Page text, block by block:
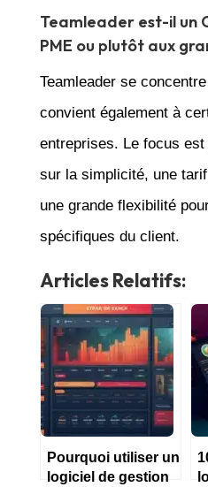
Teamleader est-il un
PME ou plutôt aux
Teamleader se
convient également à
entreprises. Le focus
sur la simplicité, une
une grande flexibilité
spécifiques du client.
Articles Relatifs:
Pourquoi utiliser un
logiciel de gestion